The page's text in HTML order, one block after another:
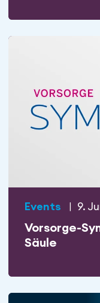
Events | 9.
Vorsorge-
Säule